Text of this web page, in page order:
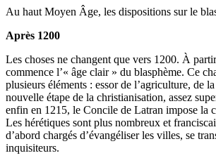
Au haut Moyen Âge, les dispositions sur le
Après 1200
Les choses ne changent que vers 1200. À
commence l’« âge clair » du blasphème. Ce
plusieurs éléments : essor de l’agriculture, de
nouvelle étape de la christianisation, assez
enfin en 1215, le Concile de Latran impose la
Les hérétiques sont plus nombreux et
d’abord chargés d’évangéliser les villes, se
inquisiteurs.